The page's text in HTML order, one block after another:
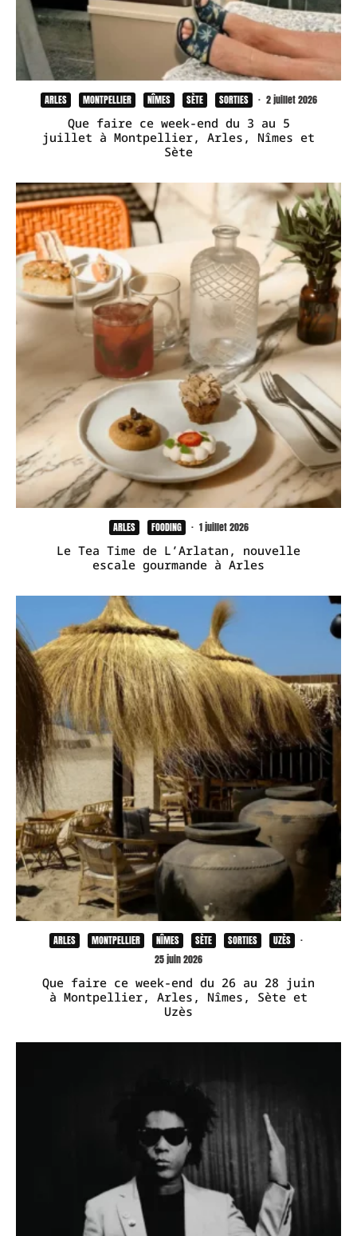
ARLES MONTPELLIER NÎMES SÈTE SORTIES · 2 juillet 2026
Que faire ce week-end du 3 au 5
juillet à Montpellier, Arles, Nîmes et
Sète
ARLES FOODING · 1 juillet 2026
Le Tea Time de L’Arlatan, nouvelle
escale gourmande à Arles
ARLES MONTPELLIER NÎMES SÈTE SORTIES UZÈS
·
25 juin 2026
Que faire ce week-end du 26 au 28 juin
à Montpellier, Arles, Nîmes, Sète et
Uzès